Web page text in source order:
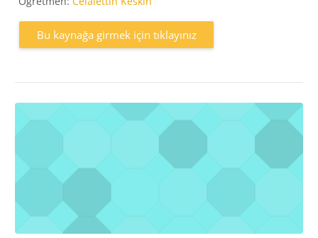
Bu kaynağa girmek için tıklayınız